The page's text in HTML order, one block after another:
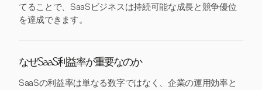
てることで、SaaSビジネスは持続可能な成長と競争優位
を達成できます。
なぜSaaS利益率が重要なのか
SaaSの利益率は単なる数字ではなく、企業の運用効率と